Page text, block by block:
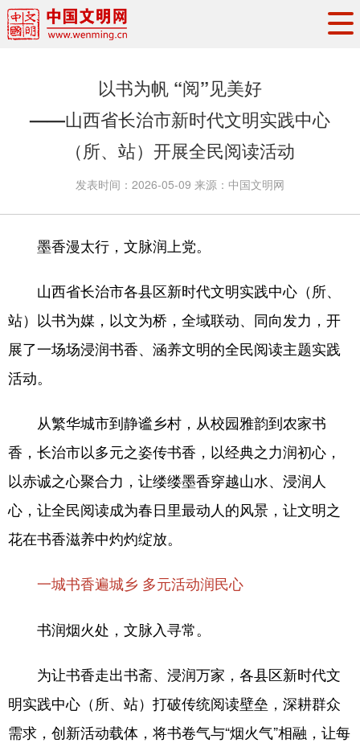
资讯联播
地方交流
文明培育
文明实践
文明创建
文明之光
文明影音 文明矩阵
以书为帆 “阅”见美好
——山西省长治市新时代文明实践中心
（所、站）开展全民阅读活动
发表时间： 2026-05-09 来源： 中国文明网
墨香漫太行，文脉润上党。
山西省长治市各县区新时代文明实践中心（所、
站）以书为媒，以文为桥，全域联动、同向发力，开
展了一场场浸润书香、涵养文明的全民阅读主题实践
活动。
从繁华城市到静谧乡村，从校园雅韵到农家书
香，长治市以多元之姿传书香，以经典之力润初心，
以赤诚之心聚合力，让缕缕墨香穿越山水、浸润人
心，让全民阅读成为春日里最动人的风景，让文明之
花在书香滋养中灼灼绽放。
一城书香遍城乡 多元活动润民心
书润烟火处，文脉入寻常。
为让书香走出书斋、浸润万家，各县区新时代文
明实践中心（所、站）打破传统阅读壁垒，深耕群众
需求，创新活动载体，将书卷气与“烟火气”相融，让每